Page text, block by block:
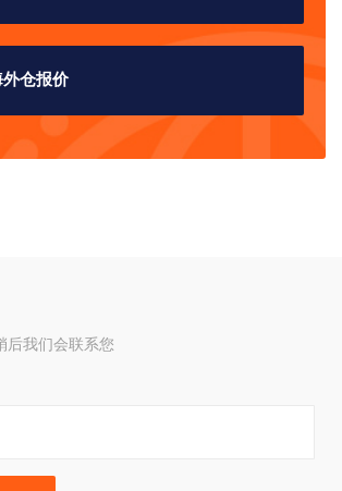
外仓报价
后我们会联系您